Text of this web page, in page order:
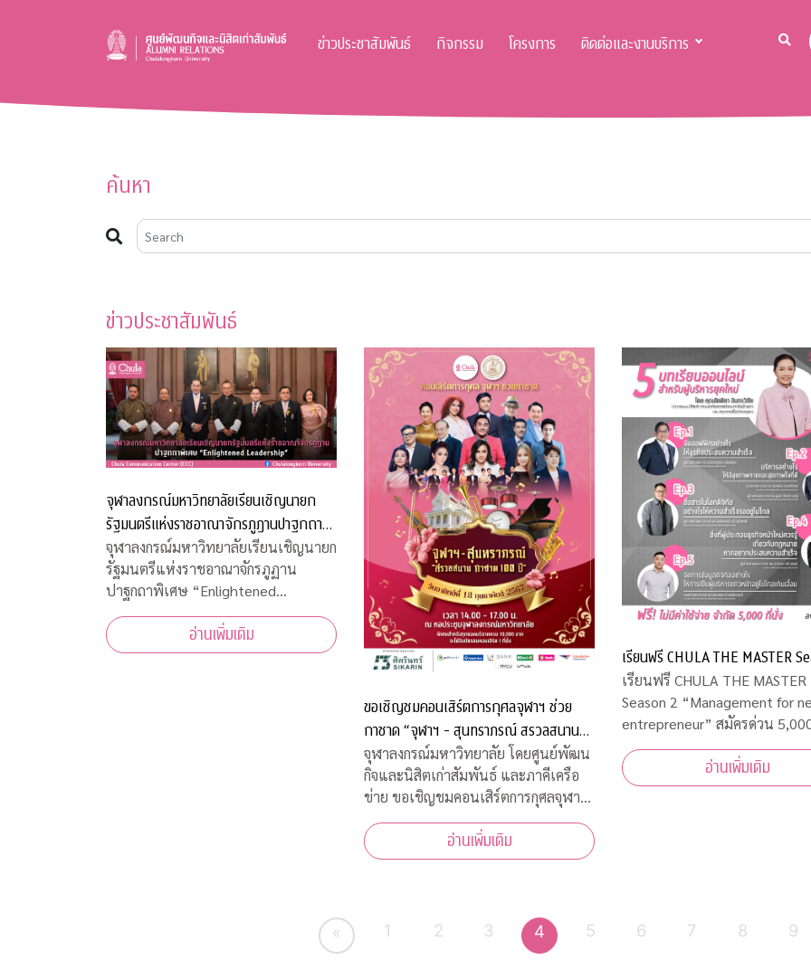
ข่าวประชาสัมพันธ์ กิจกรรม โครงการ ติดต่อและงานบริการ
ค้นหา
ข่าวประชาสัมพันธ์
จุฬาลงกรณ์มหาวิทยาลัยเรียนเชิญนายก
รัฐมนตรีแห่งราชอาณาจักรภูฏานปาฐกถา
พิเศษ “Enlightened Leadership”
จุฬาลงกรณ์มหาวิทยาลัยเรียนเชิญนายก
รัฐมนตรีแห่งราชอาณาจักรภูฏาน
ปาฐกถาพิเศษ “Enlightened
Leadership”
อ่านเพิ่มเติม
ขอเชิญชมคอนเสิร์ตการกุศลจุฬาฯ ช่วย
กาชาด “จุฬาฯ - สุนทราภรณ์ สรวลสนาน
กาชาด 100 ปี”
จุฬาลงกรณ์มหาวิทยาลัย โดยศูนย์พัฒน
กิจและนิสิตเก่าสัมพันธ์ และภาคีเครือ
ข่าย ขอเชิญชมคอนเสิร์ตการกุศลจุฬาฯ
ช่วยกาชาด “จุฬาฯ - สุนทราภรณ์ สรวล
สนาน กาชาด 100 ปี” เพลินเพลงดัง
ระดับตำนานของวงสุนทราภรณ์ที่เราคุ้น
อ่านเพิ่มเติม
เรียนฟรี CHULA THE MASTER
เรียนฟรี CHULA THE MASTER
Season 2 “Management for new
entrepreneur” สมัครด่วน 5,000 ที่นั่ง
เท่านั้น
อ่านเพิ่มเติม
« 1 2 3 4 5 6 7 8 9